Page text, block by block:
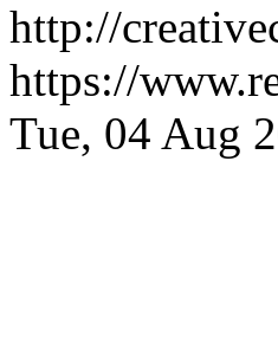
http://
https://
Tue, 04 Aug